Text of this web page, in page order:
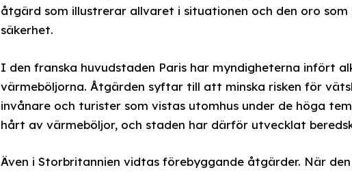
åtgärd som illustrerar allvaret i situationen och den oro
säkerhet.
I den franska huvudstaden Paris har myndigheterna infört
värmeböljorna. Åtgärden syftar till att minska risken för
invånare och turister som vistas utomhus under de höga
hårt av värmeböljor, och staden har därför utvecklat
Även i Storbritannien vidtas förebyggande åtgärder. När